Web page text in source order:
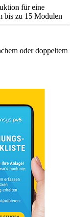
für eine
bis zu 15 Modulen
oder doppeltem